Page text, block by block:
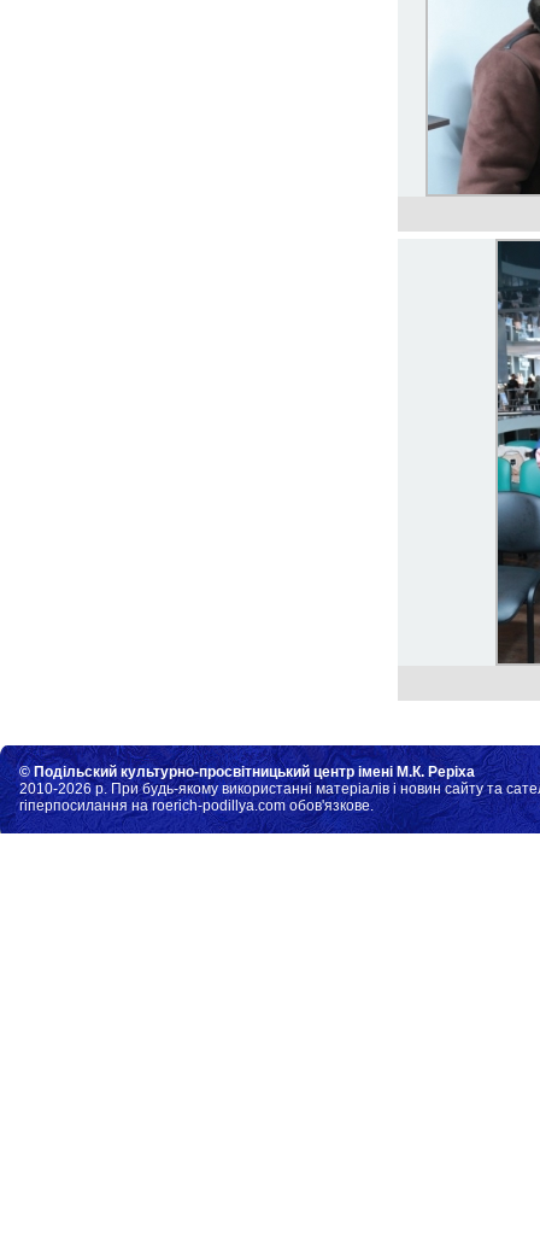
© Подільский культурно-просвітницький центр імені М.К. Реріха
2010-2026 р. При будь-якому використанні матеріалів і новин сайту та
гіперпосилання на roerich-podillya.com обов'язкове.